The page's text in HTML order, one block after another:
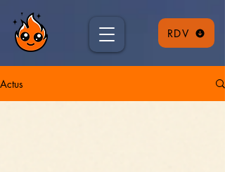
RDV
Actus